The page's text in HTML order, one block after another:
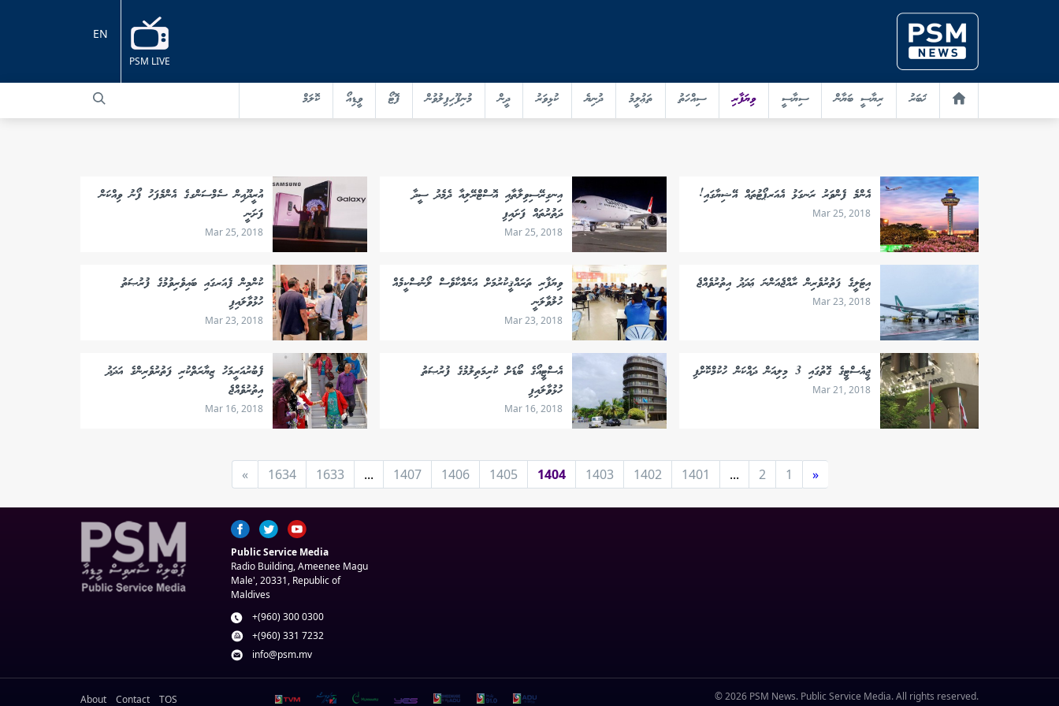
PSM LIVE
EN
ޚަބަރު ރިޔާސީ ބަޔާން ސިޔާސީ ވިޔަފާރި ސިއްހަތު ތަޢުލީމު ދުނިޔެ ކުޅިވަރު ދީން މުނިފޫހިފިލުވުން ފޮޓޯ ވީޑިއޯ ކޮލަމް
އެންމެ ފެންވަރު ރަނގަޅު އެއަރޕޯޓުތައް އޭޝިޔާގައި!
Mar 25, 2018
އިނގިރޭސިވިލާތާއި އޮސްޓްރޭލިއާ ދެމެދު ސީދާ
ދަތުރުތައް ފަށައިފި
Mar 25, 2018
އުރީދޫއިން ސެމްސަންގގެ އެންމެފަހު ފޯނު ވިއްކަން
ފަށަނީ
Mar 25, 2018
އިޓަލީގެ ފަތުރުވެރިން ރާއްޖެއަންނަ ޢަދަދު އިތުރުވެއްޖެ
Mar 23, 2018
ވިޔަފާރި ތަރައްޤީކުރުމަށް އަނެއްކާވެސް ލޯނުސްކީމެއް
ހުލުވާލަނީ
Mar 23, 2018
ކުންމިން ފެއަރގައި ބައިވެރިވުމުގެ ފުރުޞަތު
ހުޅުވާލައިފި
Mar 23, 2018
ޖީއެސްޓީގެ ގޮތުގައި 3 މިލިއަން ދައްކަން ހުކުމްކޮށްފި
Mar 21, 2018
އެސްޓީއޯގެ ބޯޑަށް ކުރިމަތިލުމުގެ ފުރުޞަތު
ހުޅުވާލައިފި
Mar 16, 2018
ފެބުރުއަރީމަހު ޒިޔާރަތްކުރި ފަތުރުވެރިންގެ އަދަދު
އިތުރުވެއްޖެ
Mar 16, 2018
«
1
2
...
1401
1402
1403
1404
1405
1406
1407
...
1633
1634
»
Public Service Media
Radio Building, Ameenee Magu
Male', 20331, Republic of
Maldives
+(960) 300 0300
+(960) 331 7232
info@psm.mv
About Contact TOS © 2026 PSM News. Public Service Media. All rights reserved.